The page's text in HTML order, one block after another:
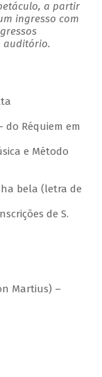
a partir
ingresso com
auditório.
Réquiem em
e Método
bela (letra de
de S.
Martius) –